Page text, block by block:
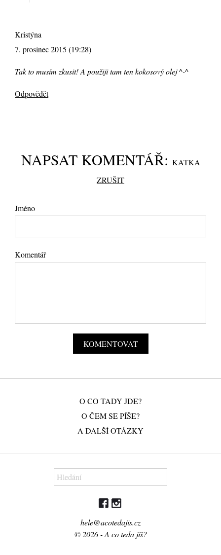
Kristýna
7. prosinec 2015 (19:28)
Tak to musím zkusit! A použiji tam ten kokosový olej ^-^
Odpovědět
NAPSAT KOMENTÁŘ: KATKA
ZRUŠIT
Jméno
Komentář
O CO TADY JDE?
O ČEM SE PÍŠE?
A DALŠÍ OTÁZKY
hele@acotedajis.cz
© 2026 - A co teda jíš?